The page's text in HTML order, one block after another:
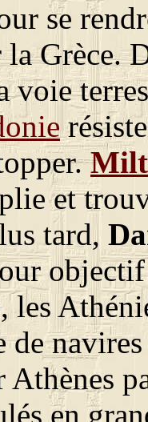
se
Grèce.
voie
et
tard,
les
Athènes
en